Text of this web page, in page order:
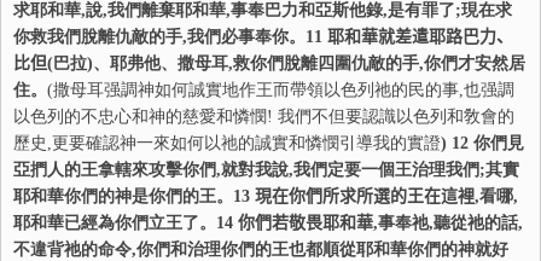
求耶和華,說,我們離棄耶和華,事奉巴力和亞斯他錄,是有罪了;現在求
你救我們脫離仇敵的手,我們必事奉你。 11 耶和華就差遣耶路巴力、
比但(巴拉)、耶弗他、撒母耳,救你們脫離四圍仇敵的手,你們才安然居
住。 (撒母耳强調神如何誠實地作王而帶領以色列祂的民的事,也强調
以色列的不忠心和神的慈愛和憐憫! 我們不但要認識以色列和敎會的
歷史,更要確認神一來如何以祂的誠實和憐憫引導我的實證) 12 你們見
亞捫人的王拿轄來攻擊你們,就對我說,我們定要一個王治理我們;其實
耶和華你們的神是你們的王。 13 現在你們所求所選的王在這裡,看哪,
耶和華已經為你們立王了。 14 你們若敬畏耶和華,事奉祂,聽從祂的話,
不違背祂的命令,你們和治理你們的王也都順從耶和華你們的神就好